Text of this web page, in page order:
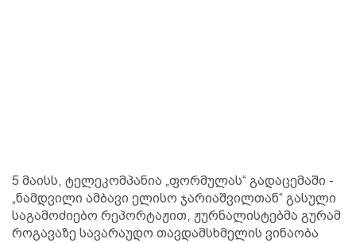
5 მაისს, ტელეკომპანია „ფორმულას“ გადაცემაში -
„ნამდვილი ამბავი ელისო ჯარიაშვილთან“ გასული
საგამოძიებო რეპორტაჟით, ჟურნალისტებმა გურამ
როგავაზე სავარაუდო თავდამსხმელის ვინაობა